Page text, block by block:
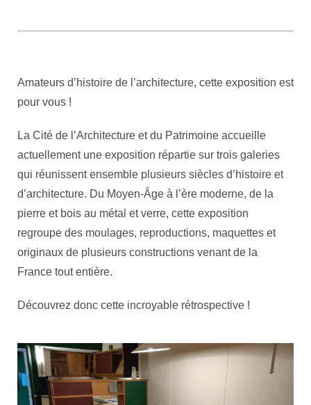
Amateurs d’histoire de l’architecture, cette exposition est
pour vous !
La Cité de l’Architecture et du Patrimoine accueille
actuellement une exposition répartie sur trois galeries
qui réunissent ensemble plusieurs siècles d’histoire et
d’architecture. Du Moyen-Âge à l’ère moderne, de la
pierre et bois au métal et verre, cette exposition
regroupe des moulages, reproductions, maquettes et
originaux de plusieurs constructions venant de la
France tout entière.
Découvrez donc cette incroyable rétrospective !